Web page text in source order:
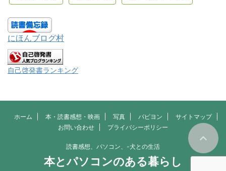
にほんブログ村
自己啓発書ランキング
ホーム 本・読書感想・映画 写真 パピヨン
サイトマップ
お問い合わせ
プライバシーポリシー
読書感想、パソコン、-犬との生活
本とパソコンのある暮らし